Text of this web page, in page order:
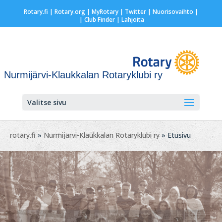
Rotary.fi | Rotary.org| MyRotary| Twitter| Nuorisovaihto |
| Club Finder| Lahjoita
Nurmijärvi-Klaukkalan Rotaryklubi ry
Valitse sivu
rotary.fi »Nurmijärvi-Klaukkalan Rotaryklubi ry» Etusivu